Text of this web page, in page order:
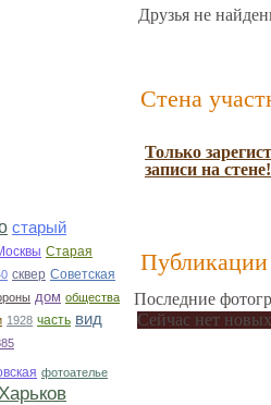
старый
Старая
сквер Советская
дом общества
1928 часть вид
фотоателье
Друзья не
Стена
Только
записи на стене!
Публикации
Последние
Сейчас нет